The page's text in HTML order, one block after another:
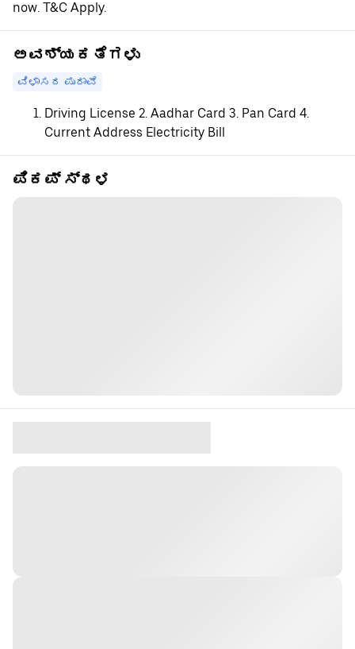
now. T&C Apply.
ಅವಶ್ಯಕತೆಗಳು
ವಿಳಾಸದ ಪುರಾವೆ
Driving License 2. Aadhar Card 3. Pan Card 4.
Current Address Electricity Bill
ಪಿಕಪ್ ಸ್ಥಳ